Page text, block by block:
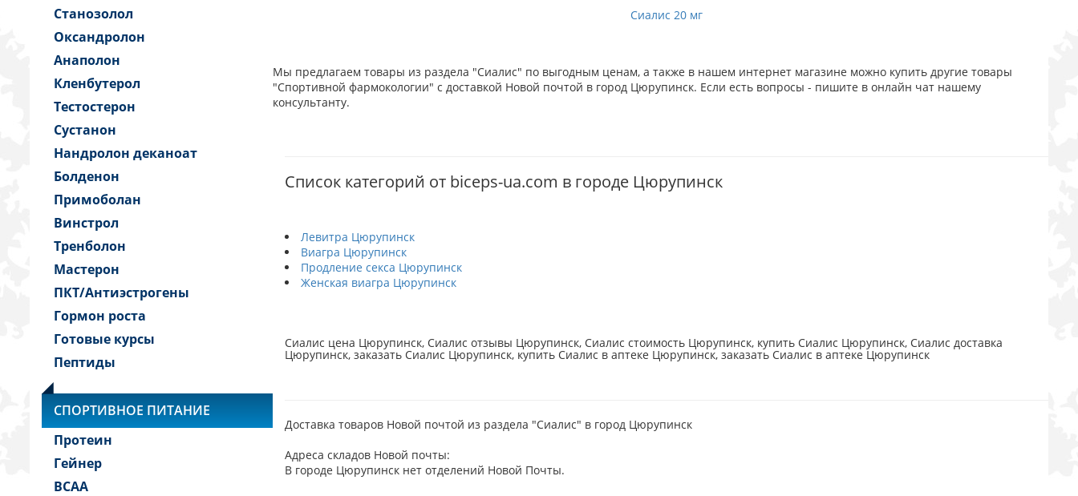
Станозолол
Оксандролон
Анаполон
Кленбутерол
Тестостерон
Сустанон
Нандролон деканоат
Болденон
Примоболан
Винстрол
Тренболон
Мастерон
ПКТ/Антиэстрогены
Гормон роста
Готовые курсы
Пептиды
СПОРТИВНОЕ ПИТАНИЕ
Протеин
Гейнер
BCAA
Сиалис 20 мг
Мы предлагаем товары из раздела "Сиалис" по выгодным ценам, а также в нашем интернет магазине можно купить другие товары
"Спортивной фармокологии" с доставкой Новой почтой в город Цюрупинск. Если есть вопросы - пишите в онлайн чат нашему
консультанту.
Список категорий от biceps-ua.com в городе Цюрупинск
Левитра Цюрупинск
Виагра Цюрупинск
Продление секса Цюрупинск
Женская виагра Цюрупинск
Сиалис цена Цюрупинск, Сиалис отзывы Цюрупинск, Сиалис стоимость Цюрупинск, купить Сиалис Цюрупинск, Сиалис доставка
Цюрупинск, заказать Сиалис Цюрупинск, купить Сиалис в аптеке Цюрупинск, заказать Сиалис в аптеке Цюрупинск
Доставка товаров Новой почтой из раздела "Сиалис" в город Цюрупинск
Адреса складов Новой почты:
В городе Цюрупинск нет отделений Новой Почты.